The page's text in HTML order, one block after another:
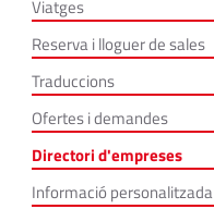
Viatges
Reserva i lloguer de sales
Traduccions
Ofertes i demandes
Directori d'empreses
Informació personalitzada